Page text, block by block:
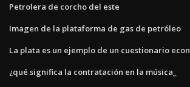
Petrolera de corcho del este
Imagen de la plataforma de gas de petróleo
La plata es un ejemplo de un cuestionario econ
¿qué significa la contratación en la música_